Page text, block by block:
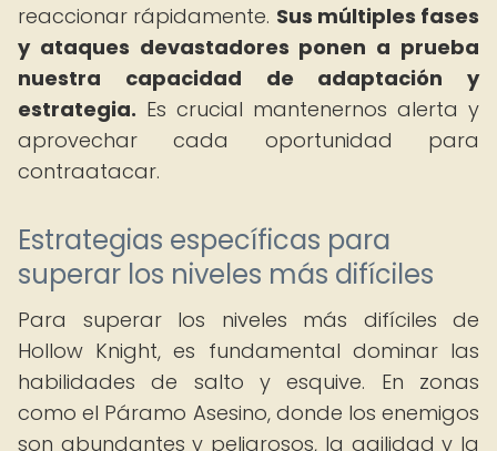
reaccionar rápidamente. Sus múltiples fases
y ataques devastadores ponen a prueba
nuestra capacidad de adaptación y
estrategia. Es crucial mantenernos alerta y
aprovechar cada oportunidad para
contraatacar.
Estrategias específicas para
superar los niveles más difíciles
Para superar los niveles más difíciles de
Hollow Knight, es fundamental dominar las
habilidades de salto y esquive. En zonas
como el Páramo Asesino, donde los enemigos
son abundantes y peligrosos, la agilidad y la